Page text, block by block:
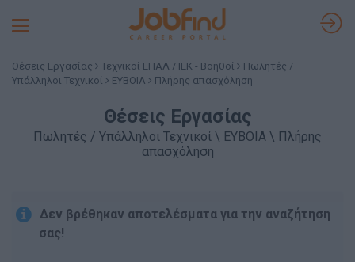
Toggle
Θέσεις Εργασίας Τεχνικοί ΕΠΑΛ / ΙΕΚ - Βοηθοί
Πωλητές /
Υπάλληλοι Τεχνικοί
ΕΥΒΟΙΑ Πλήρης απασχόληση
Θέσεις Εργασίας
Πωλητές / Υπάλληλοι Τεχνικοί \ ΕΥΒΟΙΑ \ Πλήρης
απασχόληση
Δεν βρέθηκαν αποτελέσματα για την αναζήτηση
σας!